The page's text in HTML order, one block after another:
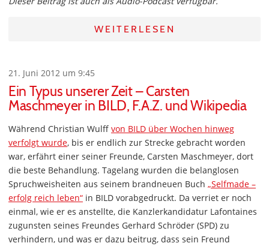
WEITERLESEN
21. Juni 2012 um 9:45
Ein Typus unserer Zeit – Carsten
Maschmeyer in BILD, F.A.Z. und Wikipedia
Während Christian Wulff von BILD über Wochen hinweg
verfolgt wurde, bis er endlich zur Strecke gebracht worden
war, erfährt einer seiner Freunde, Carsten Maschmeyer, dort
die beste Behandlung. Tagelang wurden die belanglosen
Spruchweisheiten aus seinem brandneuen Buch „Selfmade –
erfolg reich leben“ in BILD vorabgedruckt. Da verriet er noch
einmal, wie er es anstellte, die Kanzlerkandidatur Lafontaines
zugunsten seines Freundes Gerhard Schröder (SPD) zu
verhindern, und was er dazu beitrug, dass sein Freund